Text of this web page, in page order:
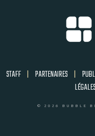
STAFF | PARTENAIRES |
LÉGALES
© 2026 BUBBLE